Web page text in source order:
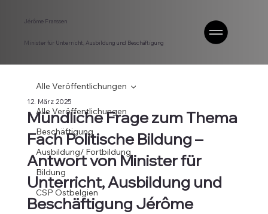
Minister für Unterricht, Ausbildung und Beschäftigung
Jérôme Franssen
Alle Veröffentlichungen
Beschäftigung
Ausbildung/ Fortbildung
Bildung
CSP Ostbelgien
Alle Veröffentlichungen
Mündliche Frage zum Thema
Fach Politische Bildung –
Antwort von Minister für
Unterricht, Ausbildung und
Beschäftigung Jérôme
12. März 2025